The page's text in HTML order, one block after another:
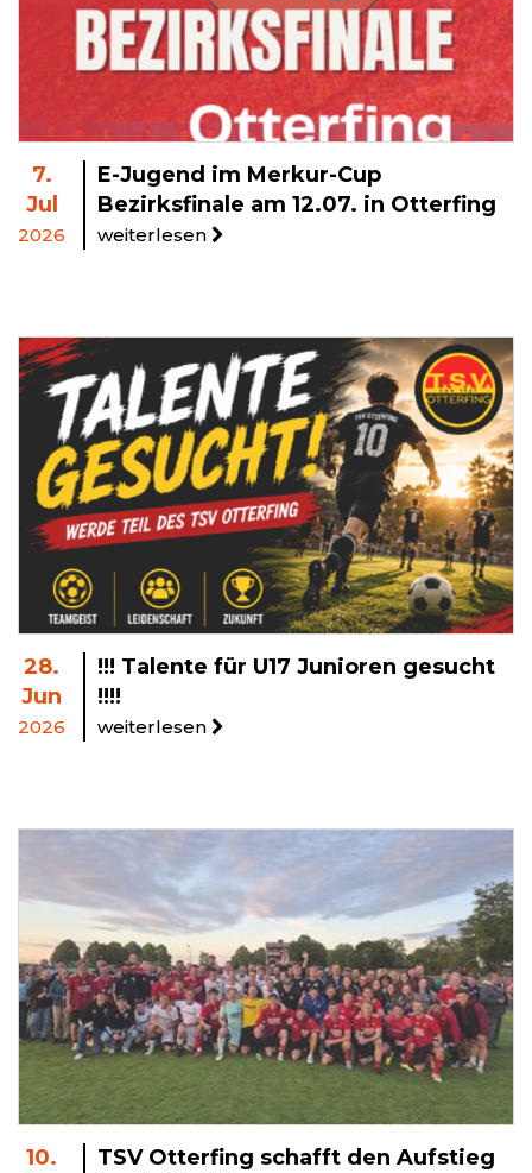
7.
Jul
2026
E-Jugend im Merkur-Cup
Bezirksfinale am 12.07. in Otterfing
weiterlesen
28.
Jun
2026
!!! Talente für U17 Junioren gesucht
!!!!
weiterlesen
10.
TSV Otterfing schafft den Aufstieg